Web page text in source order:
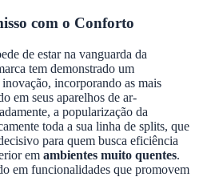
com o Conforto
de estar na vanguarda da
tem demonstrado um
incorporando as mais
em seus aparelhos de ar-
a popularização da
toda a sua linha de splits, que
para quem busca eficiência
em ambientes muito quentes.
em funcionalidades que promovem